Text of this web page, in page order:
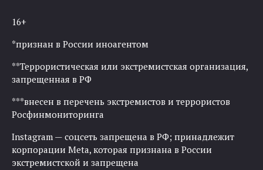
16+
*признан в России иноагентом
**Террористическая или экстремистская организация,
запрещенная в РФ
***внесен в перечень экстремистов и террористов
Росфинмониторинга
Instagram — соцсеть запрещена в РФ; принадлежит
корпорации Meta, которая признана в России
экстремистской и запрещена